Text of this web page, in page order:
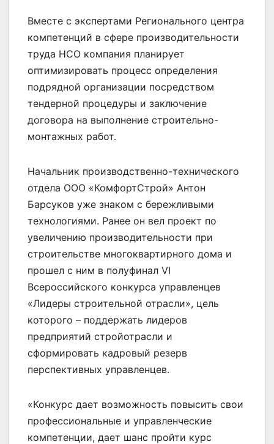
Вместе с экспертами Регионального центра
компетенций в сфере производительности
труда НСО компания планирует
оптимизировать процесс определения
подрядной организации посредством
тендерной процедуры и заключение
договора на выполнение строительно-
монтажных работ.
Начальник производственно-технического
отдела ООО «КомфортСтрой» Антон
Барсуков уже знаком с бережливыми
технологиями. Ранее он вел проект по
увеличению производительности при
строительстве многоквартирного дома и
прошел с ним в полуфинал VI
Всероссийского конкурса управленцев
«Лидеры строительной отрасли», цель
которого – поддержать лидеров
предприятий стройотрасли и
сформировать кадровый резерв
перспективных управленцев.
«Конкурс дает возможность повысить свои
профессиональные и управленческие
компетенции, дает шанс пройти курс